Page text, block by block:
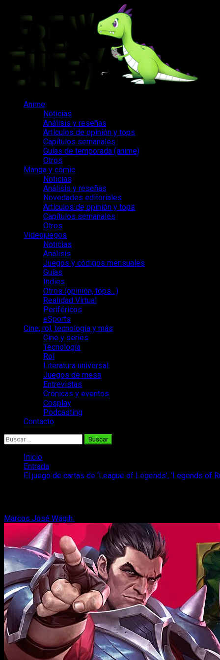
contenido
Anime
Noticias
Análisis y reseñas
Artículos de opinión y tops
Capítulos semanales
Guías de temporada (anime)
Otros
Manga y cómic
Noticias
Análisis y reseñas
Novedades editoriales
Artículos de opinión y tops
Capítulos semanales
Otros
Videojuegos
Noticias
Análisis
Juegos y códigos mensuales
Guías
Indies
Otros (opinión, tops…)
Realidad Virtual
Periféricos
eSports
Cine, rol, tecnología y más
Cine y series
Tecnología
Rol
Literatura universal
Juegos de mesa
Entrevistas
Crónicas y eventos
Cosplay
Podcasting
Contacto
Buscar:
Inicio
Entrada
El juego de cartas de ‘League of Legends’, ‘Legends of
Marcos José Wagih